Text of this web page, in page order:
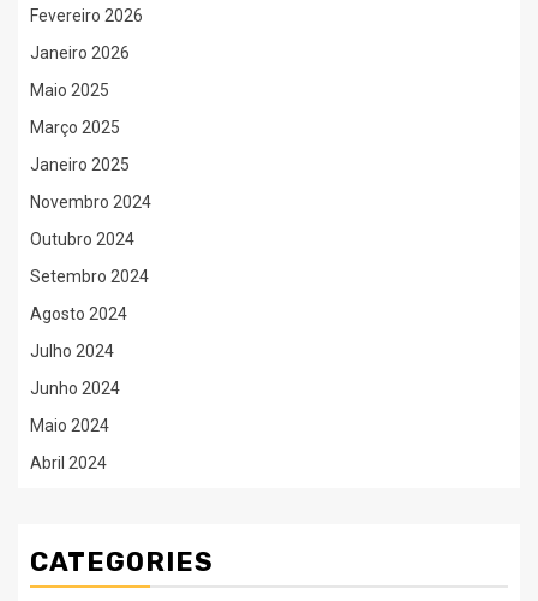
Fevereiro 2026
Janeiro 2026
Maio 2025
Março 2025
Janeiro 2025
Novembro 2024
Outubro 2024
Setembro 2024
Agosto 2024
Julho 2024
Junho 2024
Maio 2024
Abril 2024
CATEGORIES